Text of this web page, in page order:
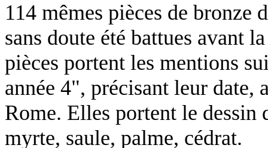
114 mêmes pièces de bronze
sans doute été battues avant
pièces portent les mentions
année 4", précisant leur
Rome. Elles portent le dessin
myrte, saule, palme, cédrat.